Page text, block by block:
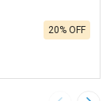
20% OFF